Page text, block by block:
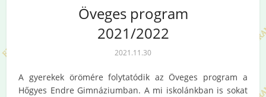
Öveges program
2021/2022
2021.11.30
A gyerekek örömére folytatódik az Öveges program a
Hőgyes Endre Gimnáziumban. A mi iskolánkban is sokat